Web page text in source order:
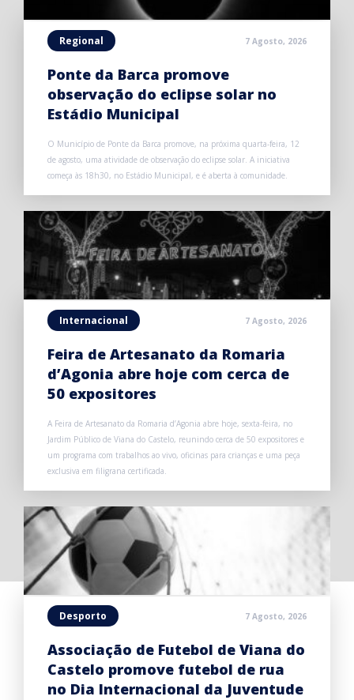
Regional 7 Agosto, 2026
Ponte da Barca promove
observação do eclipse solar no
Estádio Municipal
O Município de Ponte da Barca promove, na próxima quarta-feira, 12
de agosto, uma atividade de observação do eclipse solar. A iniciativa
começa às 18h30, no Estádio Municipal, e é aberta à comunidade.
Internacional 7 Agosto, 2026
Feira de Artesanato da Romaria
d’Agonia abre hoje com cerca de
50 expositores
A Feira de Artesanato da Romaria d’Agonia abre hoje, sexta-feira, no
Jardim Público de Viana do Castelo, reunindo cerca de 50 expositores e
um programa com trabalhos ao vivo, oficinas para crianças e uma peça
exclusiva em filigrana certificada.
Desporto 7 Agosto, 2026
Associação de Futebol de Viana do
Castelo promove futebol de rua
no Dia Internacional da Juventude